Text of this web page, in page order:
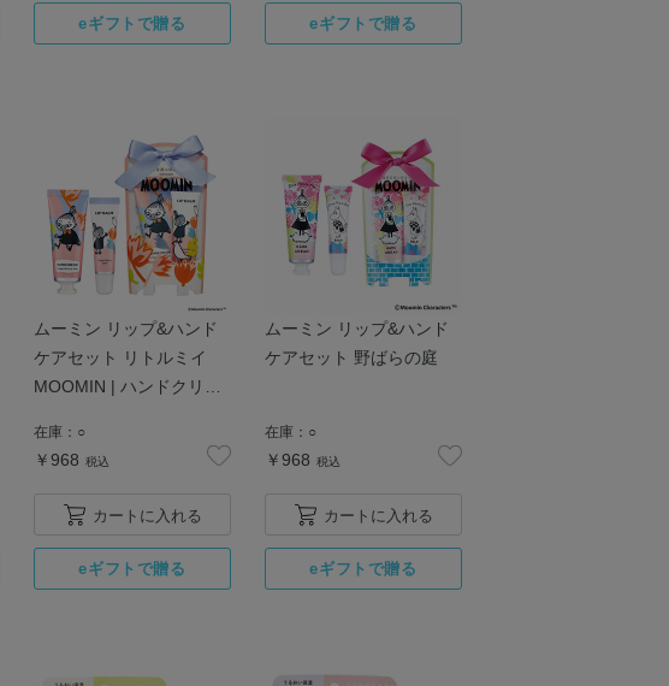
ムーミン リップ&ハンド
ケアセット リトルミイ
MOOMIN | ハンドクリー
在庫： ○
￥968 税込
カートに入れる
ムーミン リップ&ハンド
ケアセット 野ばらの庭
在庫： ○
￥968 税込
カートに入れる